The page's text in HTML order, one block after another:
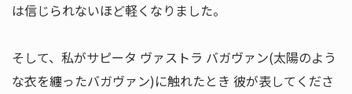
は信じられないほど軽くなりました。
そして、私がサピータ ヴァストラ バガヴァン(太陽のよう
な衣を纏ったバガヴァン)に触れたとき 彼が表してくださ